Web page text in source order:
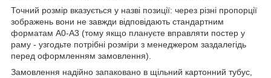
Точний розмір вказується у назві позиції: через різні пропорції
зображень вони не завжди відповідають стандартним
форматам А0-А3 (тому якщо плануєте вправляти постер у
раму - узгодьте потрібні розміри з менеджером заздалегідь
перед оформленням замовлення).
Замовлення надійно запаковано в щільний картонний тубус,